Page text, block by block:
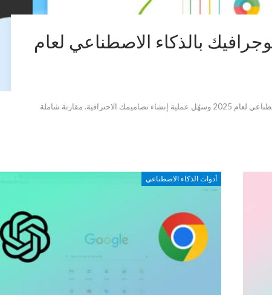
بالذكاء الاصطناعي لعام
اكتشف أفضل أدوات تصميم انفوجرافيك بالذكاء الاصطناعي لعام 2025 وسهّل عملية إنشاء تصاميمك الاحترافية. مقارنة شاملة
أدوات الذكاء الاصطناعي